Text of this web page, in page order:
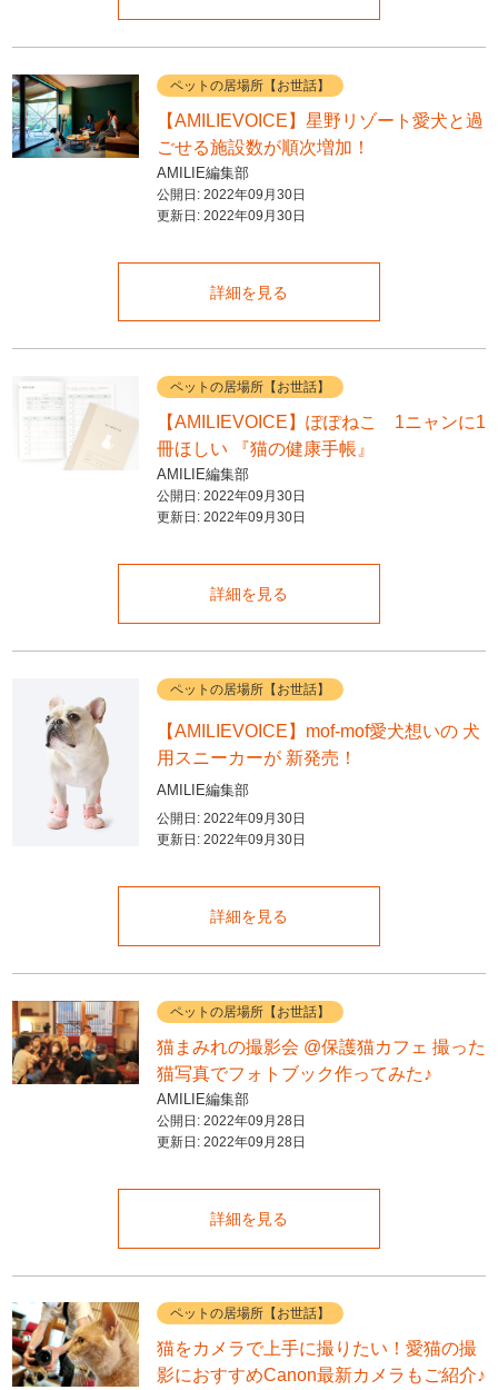
ペットの居場所【お世話】
【AMILIEVOICE】星野リゾート愛犬と過
ごせる施設数が順次増加！
AMILIE編集部
公開日: 2022年09月30日
更新日: 2022年09月30日
詳細を見る
ペットの居場所【お世話】
【AMILIEVOICE】ぽぽねこ 1ニャンに1
冊ほしい 『猫の健康手帳』
AMILIE編集部
公開日: 2022年09月30日
更新日: 2022年09月30日
詳細を見る
ペットの居場所【お世話】
【AMILIEVOICE】mof-mof愛犬想いの 犬
用スニーカーが 新発売！
AMILIE編集部
公開日: 2022年09月30日
更新日: 2022年09月30日
詳細を見る
ペットの居場所【お世話】
猫まみれの撮影会 @保護猫カフェ 撮った
猫写真でフォトブック作ってみた♪
AMILIE編集部
公開日: 2022年09月28日
更新日: 2022年09月28日
詳細を見る
ペットの居場所【お世話】
猫をカメラで上手に撮りたい！愛猫の撮
影におすすめCanon最新カメラもご紹介♪